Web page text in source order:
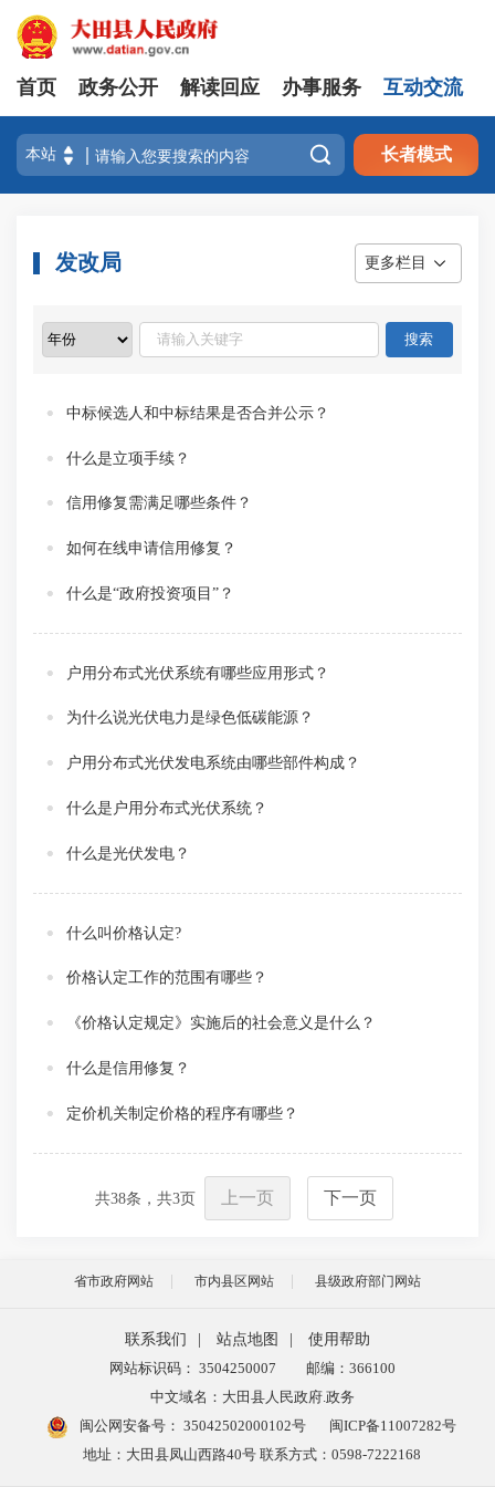
首页 政务公开 解读回应 办事服务 互动交流
 长者模式
发改局 更多栏目
中标候选人和中标结果是否合并公示？
什么是立项手续？
信用修复需满足哪些条件？
如何在线申请信用修复？
什么是“政府投资项目”？
户用分布式光伏系统有哪些应用形式？
为什么说光伏电力是绿色低碳能源？
户用分布式光伏发电系统由哪些部件构成？
什么是户用分布式光伏系统？
什么是光伏发电？
什么叫价格认定?
价格认定工作的范围有哪些？
《价格认定规定》实施后的社会意义是什么？
什么是信用修复？
定价机关制定价格的程序有哪些？
共38条，共3页 上一页 下一页
省市政府网站 市内县区网站 县级政府部门网站
联系我们 | 站点地图 |
使用帮助
网站标识码： 3504250007
邮编：366100
中文域名：大田县人民政府.政务
闽公网安备号： 35042502000102号
闽ICP备11007282号
地址：大田县凤山西路40号 联系方式：0598-7222168